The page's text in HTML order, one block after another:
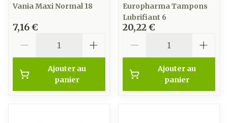
Vania Maxi Normal 18
7,16 €
Ajouter au
panier
Europharma Tampons
Lubrifiant 6
20,22 €
Ajouter au
panier